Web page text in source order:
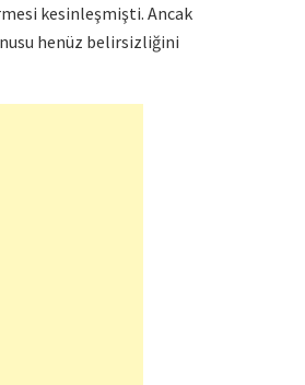
kesinleşmişti. Ancak
henüz belirsizliğini